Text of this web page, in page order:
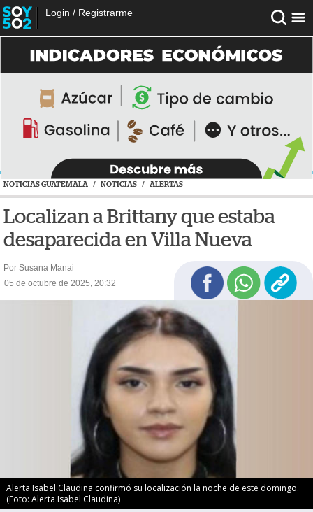
Login / Registrarme
NOTICIAS GUATEMALA / NOTICIAS / ALERTAS
Localizan a Brittany que estaba
desaparecida en Villa Nueva
Por Susana Manai
05 de octubre de 2025, 20:32
Alerta Isabel Claudina confirmó su localización la noche de este domingo.
(Foto: Alerta Isabel Claudina)